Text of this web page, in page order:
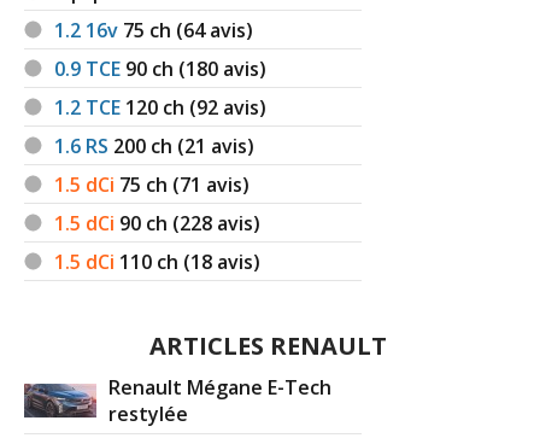
1.2 16v 75 ch (64 avis)
0.9 TCE 90 ch (180 avis)
1.2 TCE 120 ch (92 avis)
1.6 RS 200 ch (21 avis)
1.5 dCi 75 ch (71 avis)
1.5 dCi 90 ch (228 avis)
1.5 dCi 110 ch (18 avis)
ARTICLES RENAULT
Renault Mégane E-Tech
restylée